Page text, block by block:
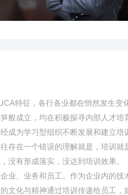
特征，各行各业都在悄然发生变
般成立，均在积极探寻内部人才培
成为学习型组织不断发展和建立培
存在一个错误的理解就是，培训
没有形成落实，没达到培训效果。
业、业务和员工。作为企业内的
文化与精神通过培训传递给员工